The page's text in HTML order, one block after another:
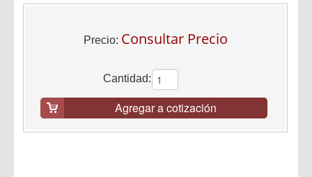
Precio: Consultar Precio
Cantidad:
Agregar a cotización